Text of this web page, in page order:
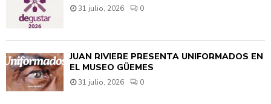
31 julio, 2026 0
JUAN RIVIÈRE PRESENTA UNIFORMADOS EN
EL MUSEO GÜEMES
31 julio, 2026 0